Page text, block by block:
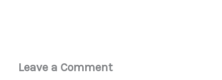
Leave a Comment